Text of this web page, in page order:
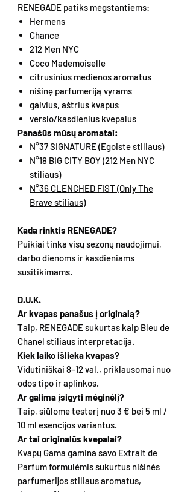
RENEGADE patiks mėgstantiems:
Hermens
Chance
212 Men NYC
Coco Mademoiselle
citrusinius medienos aromatus
nišinę parfumeriją vyrams
gaivius, aštrius kvapus
verslo/kasdienius kvepalus
Panašūs mūsų aromatai:
N°37 SIGNATURE (Egoiste stiliaus)
N°18 BIG CITY BOY (212 Men NYC
stiliaus)
N°36 CLENCHED FIST (Only The
Brave stiliaus)
Kada rinktis RENEGADE?
Puikiai tinka visų sezonų naudojimui,
darbo dienoms ir kasdieniams
susitikimams.
D.U.K.
Ar kvapas panašus į originalą?
Taip, RENEGADE sukurtas kaip Bleu de
Chanel stiliaus interpretacija.
Kiek laiko išlieka kvapas?
Vidutiniškai 8–12 val., priklausomai nuo
odos tipo ir aplinkos.
Ar galima įsigyti mėginėlį?
Taip, siūlome testerį nuo 3 € bei 5 ml /
10 ml esencijos variantus.
Ar tai originalūs kvepalai?
Kvapų Gama gamina savo Extrait de
Parfum formulėmis sukurtus nišinės
parfumerijos stiliaus aromatus,